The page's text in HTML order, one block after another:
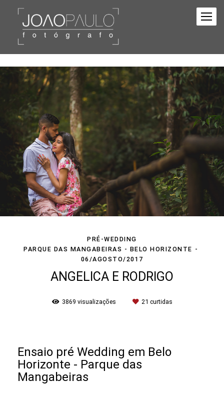
PRÉ-WEDDING
PARQUE DAS MANGABEIRAS - BELO HORIZONTE
06/AGOSTO/2017
ANGELICA E RODRIGO
3869 visualizações 21 curtidas
Ensaio pré Wedding em Belo
Horizonte - Parque das
Mangabeiras